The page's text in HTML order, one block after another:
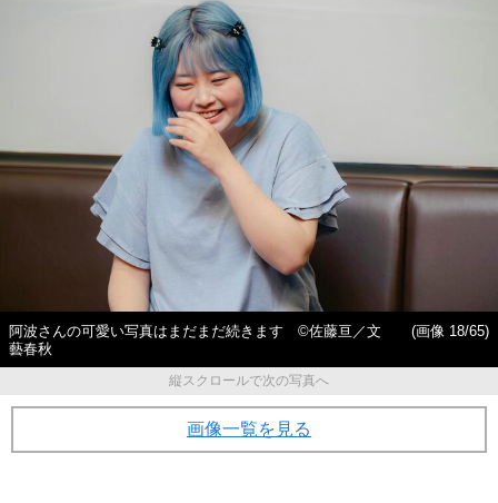
阿波さんの可愛い写真はまだまだ続きます ©佐藤亘／文
藝春秋
(画像 18/65)
縦スクロールで次の写真へ
画像一覧を見る